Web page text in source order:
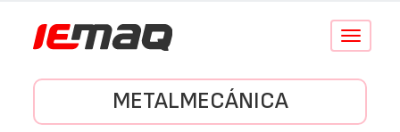
Conmutar
METALMECÁNICA